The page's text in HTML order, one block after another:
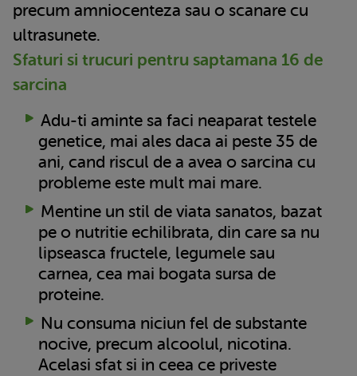
precum amniocenteza sau o scanare cu
ultrasunete.
Sfaturi si trucuri pentru saptamana 16 de
sarcina
Adu-ti aminte sa faci neaparat testele
genetice, mai ales daca ai peste 35 de
ani, cand riscul de a avea o sarcina cu
probleme este mult mai mare.
Mentine un stil de viata sanatos, bazat
pe o nutritie echilibrata, din care sa nu
lipseasca fructele, legumele sau
carnea, cea mai bogata sursa de
proteine.
Nu consuma niciun fel de substante
nocive, precum alcoolul, nicotina.
Acelasi sfat si in ceea ce priveste